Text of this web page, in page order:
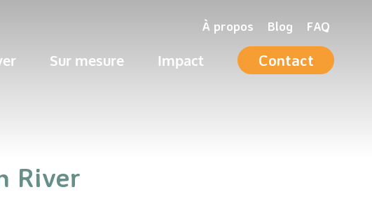
À propos Blog FAQ
Sur mesure Impact Contact
River